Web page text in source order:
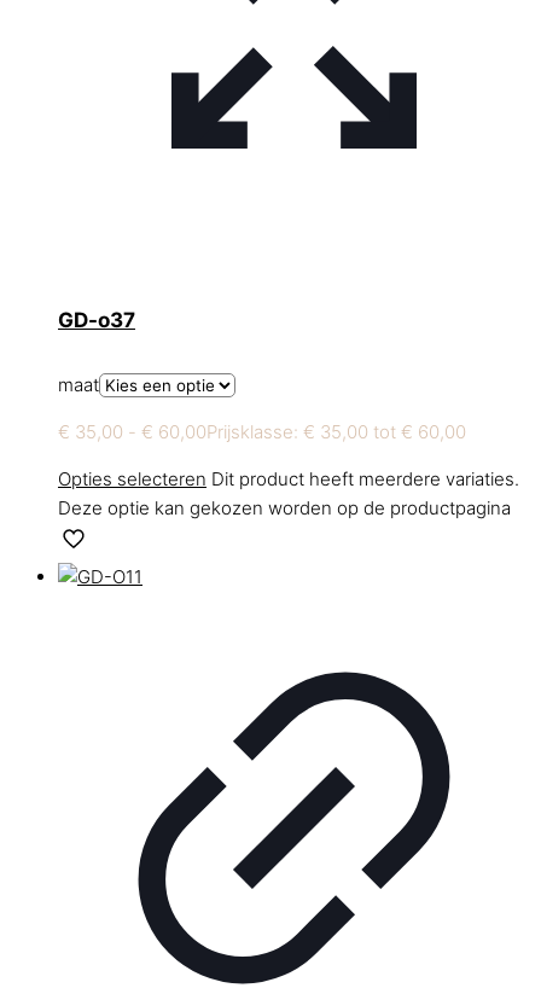
GD-o37
maat
€ 35,00 - € 60,00Prijsklasse: € 35,00 tot € 60,00
Opties selecteren Dit product heeft meerdere variaties.
Deze optie kan gekozen worden op de productpagina